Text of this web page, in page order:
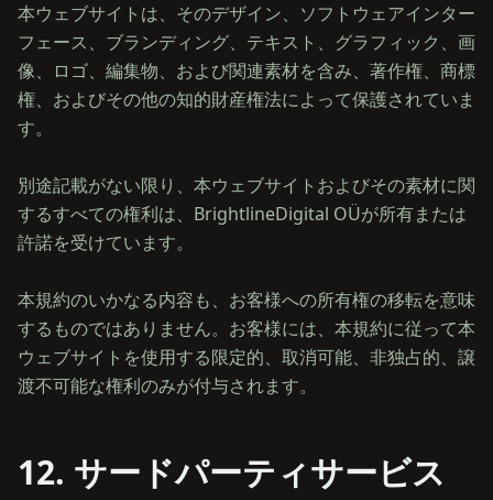
本ウェブサイトは、そのデザイン、ソフトウェアインター
フェース、ブランディング、テキスト、グラフィック、画
像、ロゴ、編集物、および関連素材を含み、著作権、商標
権、およびその他の知的財産権法によって保護されていま
す。
別途記載がない限り、本ウェブサイトおよびその素材に関
するすべての権利は、BrightlineDigital OÜが所有または
許諾を受けています。
本規約のいかなる内容も、お客様への所有権の移転を意味
するものではありません。お客様には、本規約に従って本
ウェブサイトを使用する限定的、取消可能、非独占的、譲
12. サードパーティサービス